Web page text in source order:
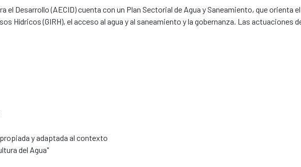
Desarrollo (AECID) cuenta con un Plan Sectorial de Agua y Saneamiento, que orienta
Hídricos (GIRH), el acceso al agua y al saneamiento y la gobernanza. Las actuaciones
y adaptada al contexto
del Agua"